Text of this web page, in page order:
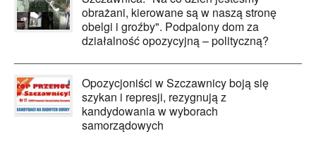
obrażani, kierowane są w naszą stronę
obelgi i groźby". Podpalony dom za
działalność opozycyjną – polityczną?
Opozycjoniści w Szczawnicy boją się
szykan i represji, rezygnują z
kandydowania w wyborach
samorządowych